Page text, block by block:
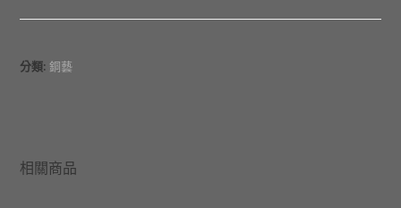
分類:銅藝
相關商品